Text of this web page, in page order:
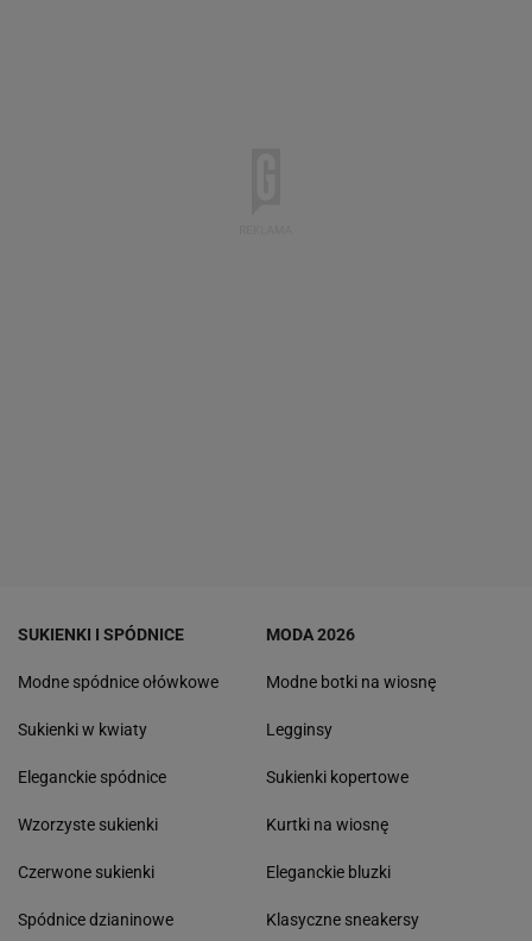
SUKIENKI I SPÓDNICE
Modne spódnice ołówkowe
Sukienki w kwiaty
Eleganckie spódnice
Wzorzyste sukienki
Czerwone sukienki
Spódnice dzianinowe
MODA 2026
Modne botki na wiosnę
Legginsy
Sukienki kopertowe
Kurtki na wiosnę
Eleganckie bluzki
Klasyczne sneakersy